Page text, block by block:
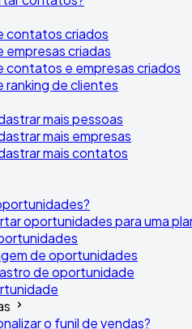
contatos criados
empresas criadas
contatos e empresas criados
ranking de clientes
mais pessoas
mais empresas
mais contatos
oportunidades para uma
de oportunidades
de oportunidade
o funil de vendas?